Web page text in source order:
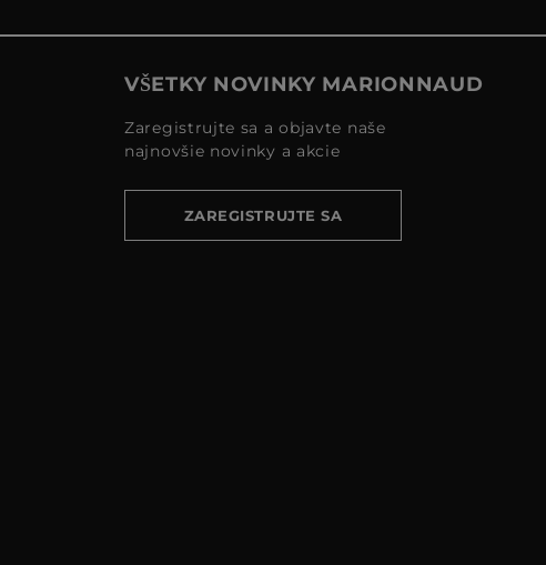
VŠETKY NOVINKY MARIONNAUD
Zaregistrujte sa a objavte naše
najnovšie novinky a akcie
ZAREGISTRUJTE SA